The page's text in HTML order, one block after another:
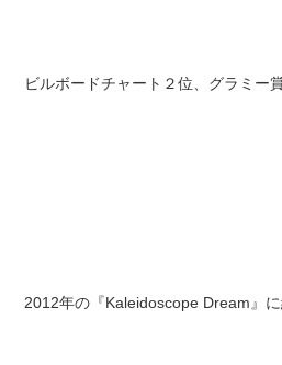
ビルボードチャート２位、グラミー
2012年の『Kaleidoscope Dream』